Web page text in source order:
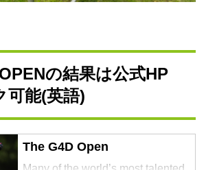
の結果は公式HP
可能(英語)
The G4D Open